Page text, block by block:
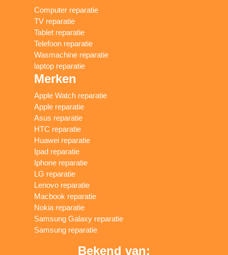
Computer reparatie
TV reparatie
Tablet reparatie
Telefoon reparatie
Wasmachine reparatie
laptop reparatie
Merken
Apple Watch reparatie
Apple reparatie
Asus reparatie
HTC reparatie
Huawei reparatie
Ipad reparatie
Iphone reparatie
LG reparatie
Lenovo reparatie
Macbook reparatie
Nokia reparatie
Samsung Galaxy reparatie
Samsung reparatie
Bekend van: